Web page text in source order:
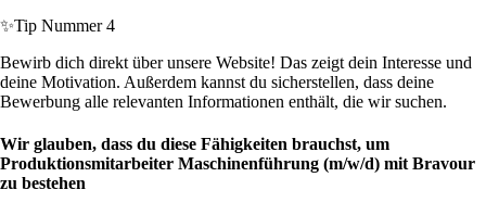
✨Tip Nummer 4
Bewirb dich direkt über unsere Website! Das zeigt dein Interesse und
deine Motivation. Außerdem kannst du sicherstellen, dass deine
Bewerbung alle relevanten Informationen enthält, die wir suchen.
Wir glauben, dass du diese Fähigkeiten brauchst, um
Produktionsmitarbeiter Maschinenführung (m/w/d) mit Bravour
zu bestehen